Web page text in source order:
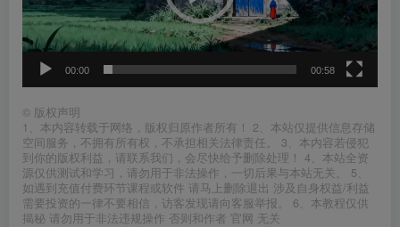
器
00:00 00:58
© 版权声明
1、本内容转载于网络，版权归原作者所有！ 2、本站仅提供信息存储
空间服务，不拥有所有权，不承担相关法律责任。 3、本内容若侵犯
到你的版权利益，请联系我们，会尽快给予删除处理！ 4、本站全资
源仅供测试和学习，请勿用于非法操作，一切后果与本站无关。 5、
如遇到充值付费环节课程或软件 请马上删除退出 涉及自身权益/利益
需要投资的一律不要相信，访客发现请向客服举报。 6、本教程仅供
揭秘 请勿用于非法违规操作 否则和作者 官网 无关